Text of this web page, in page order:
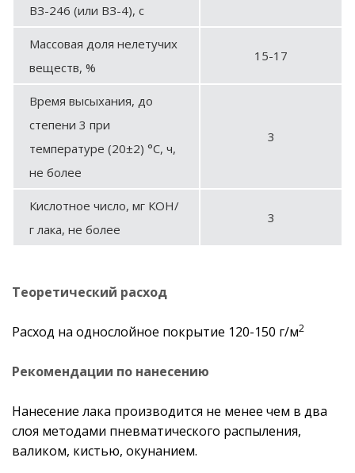
ВЗ-246 (или ВЗ-4), с
Массовая доля нелетучих
веществ, %
15-17
Время высыхания, до
степени 3 при
температуре (20±2) °С, ч,
не более
3
Кислотное число, мг КОН/
г лака, не более
3
Теоретический расход
Расход на однослойное покрытие 120-150 г/м2
Рекомендации по нанесению
Нанесение лака производится не менее чем в два
слоя методами пневматического распыления,
валиком, кистью, окунанием.